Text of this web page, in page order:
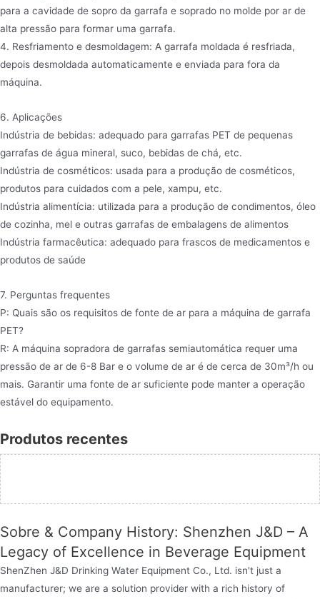
para a cavidade de sopro da garrafa e soprado no molde por ar de
alta pressão para formar uma garrafa.
4. Resfriamento e desmoldagem: A garrafa moldada é resfriada,
depois desmoldada automaticamente e enviada para fora da
máquina.
6. Aplicações
Indústria de bebidas: adequado para garrafas PET de pequenas
garrafas de água mineral, suco, bebidas de chá, etc.
Indústria de cosméticos: usada para a produção de cosméticos,
produtos para cuidados com a pele, xampu, etc.
Indústria alimentícia: utilizada para a produção de condimentos, óleo
de cozinha, mel e outras garrafas de embalagens de alimentos
Indústria farmacêutica: adequado para frascos de medicamentos e
produtos de saúde
7. Perguntas frequentes
P: Quais são os requisitos de fonte de ar para a máquina de garrafa
PET?
R: A máquina sopradora de garrafas semiautomática requer uma
pressão de ar de 6-8 Bar e o volume de ar é de cerca de 30m³/h ou
mais. Garantir uma fonte de ar suficiente pode manter a operação
estável do equipamento.
Produtos recentes
Sobre & Company History: Shenzhen J&D – A
Legacy of Excellence in Beverage Equipment
ShenZhen J&D Drinking Water Equipment Co., Ltd. isn't just a
manufacturer; we are a solution provider with a rich history of